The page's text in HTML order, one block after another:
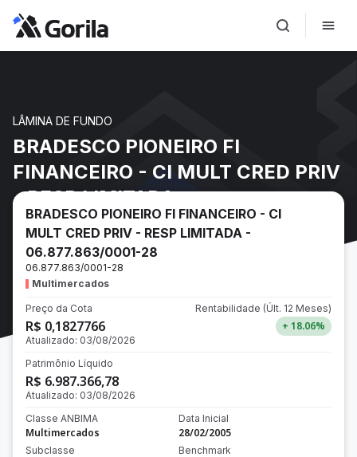
LÂMINA DE FUNDO
BRADESCO PIONEIRO FI
FINANCEIRO - CI MULT CRED PRIV
- RESP LIMITADA -
06.877.863/0001-28
BRADESCO PIONEIRO FI FINANCEIRO - CI
MULT CRED PRIV - RESP LIMITADA -
06.877.863/0001-28
06.877.863/0001-28
Multimercados
Preço da Cota
R$ 0,1827766
Atualizado: 03/08/2026
Rentabilidade (Últ. 12 Meses)
+ 18.06%
Patrimônio Líquido
R$ 6.987.366,78
Atualizado: 03/08/2026
Classe ANBIMA
Multimercados
Subclasse
Data Inicial
28/02/2005
Benchmark